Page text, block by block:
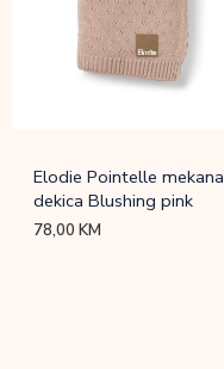
Elodie Pointelle mekana
dekica Blushing pink
78,00KM